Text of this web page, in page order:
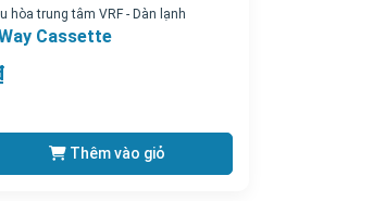
hòa trung tâm VRF - Dàn lạnh
Cassette
Thêm vào giỏ